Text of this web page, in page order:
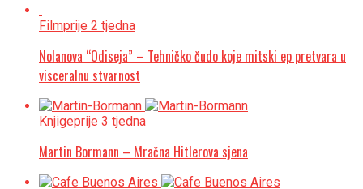
Filmprije 2 tjedna
Nolanova “Odiseja” – Tehničko čudo koje mitski ep pretvara u
visceralnu stvarnost
Knjigeprije 3 tjedna
Martin Bormann – Mračna Hitlerova sjena